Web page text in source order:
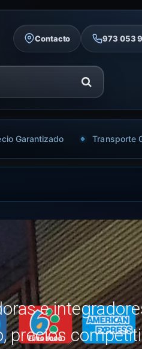
Contacto 973 053
Garantizado Transporte
e
precios